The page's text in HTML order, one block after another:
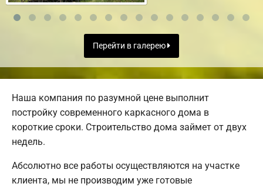
Перейти в галерею
Наша компания по разумной цене выполнит
постройку современного каркасного дома в
короткие сроки. Строительство дома займет от двух
недель.
Абсолютно все работы осуществляются на участке
клиента, мы не производим уже готовые